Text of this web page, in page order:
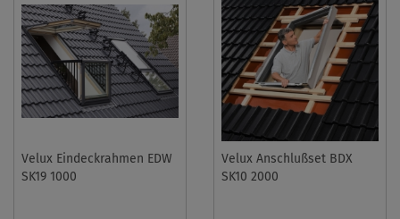
Velux Eindeckrahmen EDW
SK19 1000
Velux Anschlußset BDX
SK10 2000